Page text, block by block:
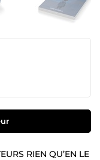
RIEN QU’EN LE